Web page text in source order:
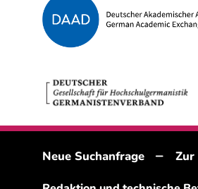
Neue Suchanfrage – Zur